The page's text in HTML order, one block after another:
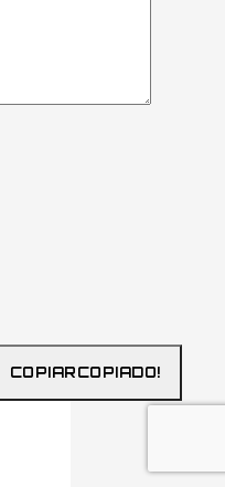
COPIARCOPIADO!